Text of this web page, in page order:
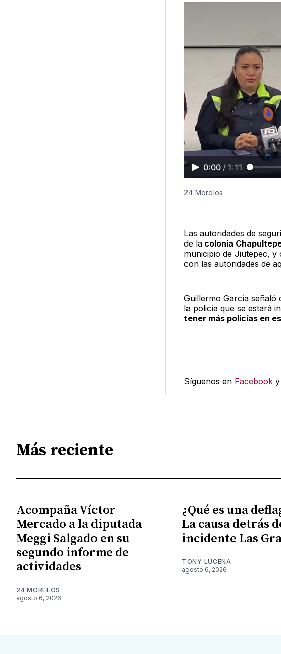
0:00 / 1:11
24 Morelos
Las autoridades de
de lacolonia
municipio de Jiutepec,
con las autoridades de
Guillermo García señaló
la policía que se estará
tener más policías en
Síguenos en Facebooky
Más reciente
Acompaña Víctor
Mercado a la diputada
Meggi Salgado en su
segundo informe de
actividades
24 MORELOS
agosto 6, 2026
¿Qué es una
La causa detrás
incidente Las
TONY LUCENA
agosto 6, 2026